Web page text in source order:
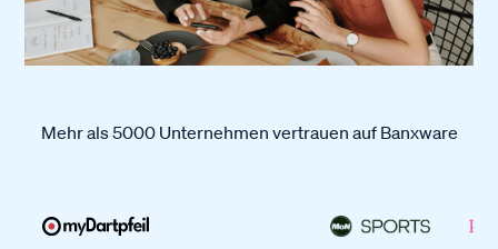
Mehr als 5000 Unternehmen vertrauen auf Banxware